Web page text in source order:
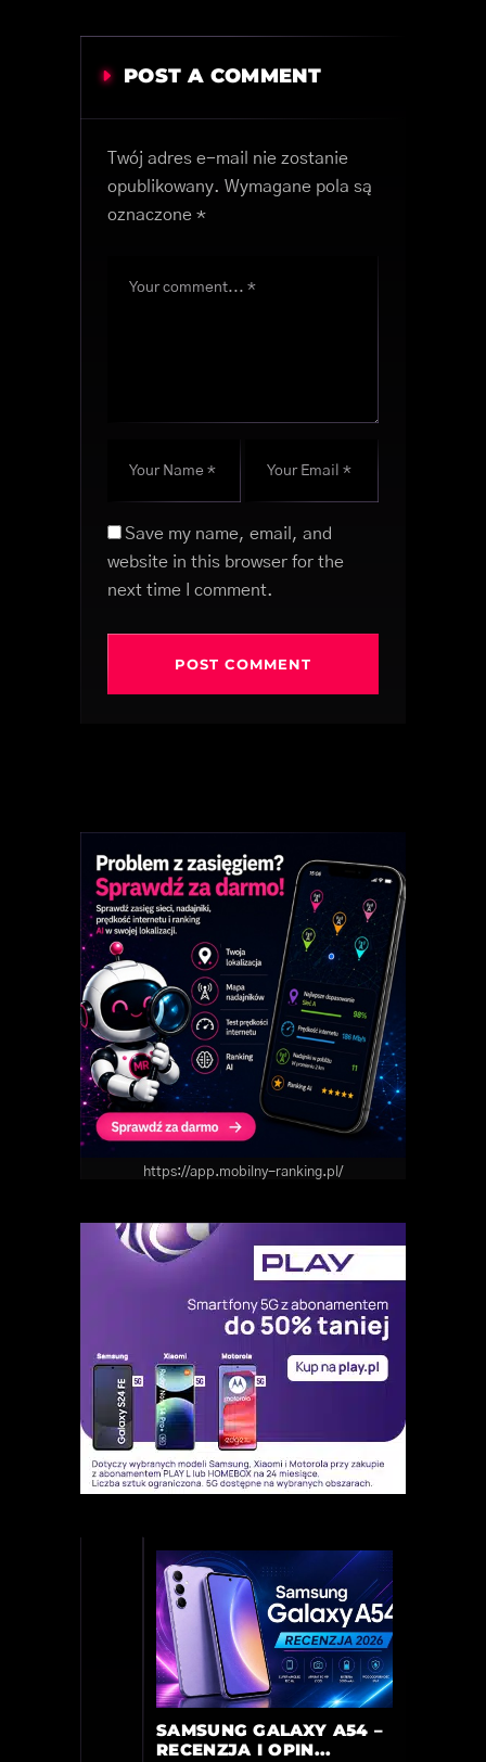
POST A COMMENT
Twój adres e-mail nie zostanie
opublikowany. Wymagane pola są
oznaczone *
Save my name, email, and
website in this browser for the
next time I comment.
https://app.mobilny-ranking.pl/
SAMSUNG GALAXY A54 –
RECENZJA I OPIN...